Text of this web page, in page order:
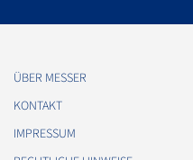
ÜBER MESSER
KONTAKT
IMPRESSUM